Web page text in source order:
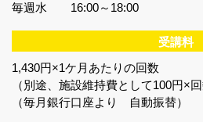
毎週水 16:00～18:00
受講料
1,430円×1ケ月あたりの回数
（別途、施設維持費として100円×
（毎月銀行口座より 自動振替）